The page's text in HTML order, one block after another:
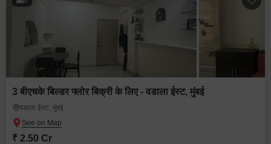
3 बीएचके बिल्डर फ्लोर बिक्री के लिए - वडाला ईस्ट, मुंबई
वडाला ईस्ट, मुंबई
₹ 2.50 Cr